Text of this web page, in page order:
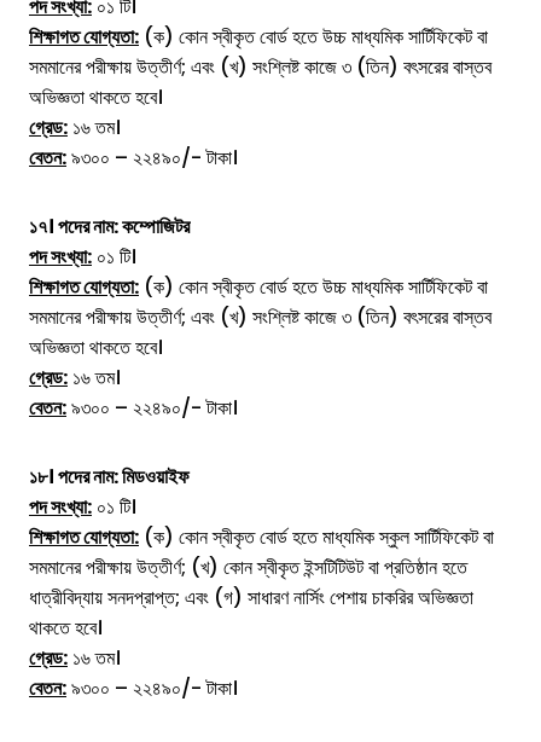
পদ সংখ্যা: ০১ টি।
শিক্ষাগত যোগ্যতা: (ক) কোন স্বীকৃত বোর্ড হতে উচ্চ মাধ্যমিক সার্টিফিকেট বা
সমমানের পরীক্ষায় উত্তীর্ণ; এবং (খ) সংশ্লিষ্ট কাজে ৩ (তিন) বৎসরের বাস্তব
অভিজ্ঞতা থাকতে হবে।
গ্রেড: ১৬ তম।
বেতন:৯৩০০ – ২২৪৯০/- টাকা।
১৭। পদের নাম:কম্পোজিটর
পদ সংখ্যা: ০১ টি।
শিক্ষাগত যোগ্যতা: (ক) কোন স্বীকৃত বোর্ড হতে উচ্চ মাধ্যমিক সার্টিফিকেট বা
সমমানের পরীক্ষায় উত্তীর্ণ; এবং (খ) সংশ্লিষ্ট কাজে ৩ (তিন) বৎসরের বাস্তব
অভিজ্ঞতা থাকতে হবে।
গ্রেড: ১৬ তম।
বেতন:৯৩০০ – ২২৪৯০/- টাকা।
১৮। পদের নাম:মিডওয়াইফ
পদ সংখ্যা: ০১ টি।
শিক্ষাগত যোগ্যতা: (ক) কোন স্বীকৃত বোর্ড হতে মাধ্যমিক স্কুল সার্টিফিকেট বা
সমমানের পরীক্ষায় উত্তীর্ণ; (খ) কোন স্বীকৃত ইন্সটিটিউট বা প্রতিষ্ঠান হতে
ধাত্রীবিদ্যায় সনদপ্রাপ্ত; এবং (গ) সাধারণ নার্সিং পেশায় চাকরির অভিজ্ঞতা
থাকতে হবে।
গ্রেড: ১৬ তম।
বেতন:৯৩০০ – ২২৪৯০/- টাকা।